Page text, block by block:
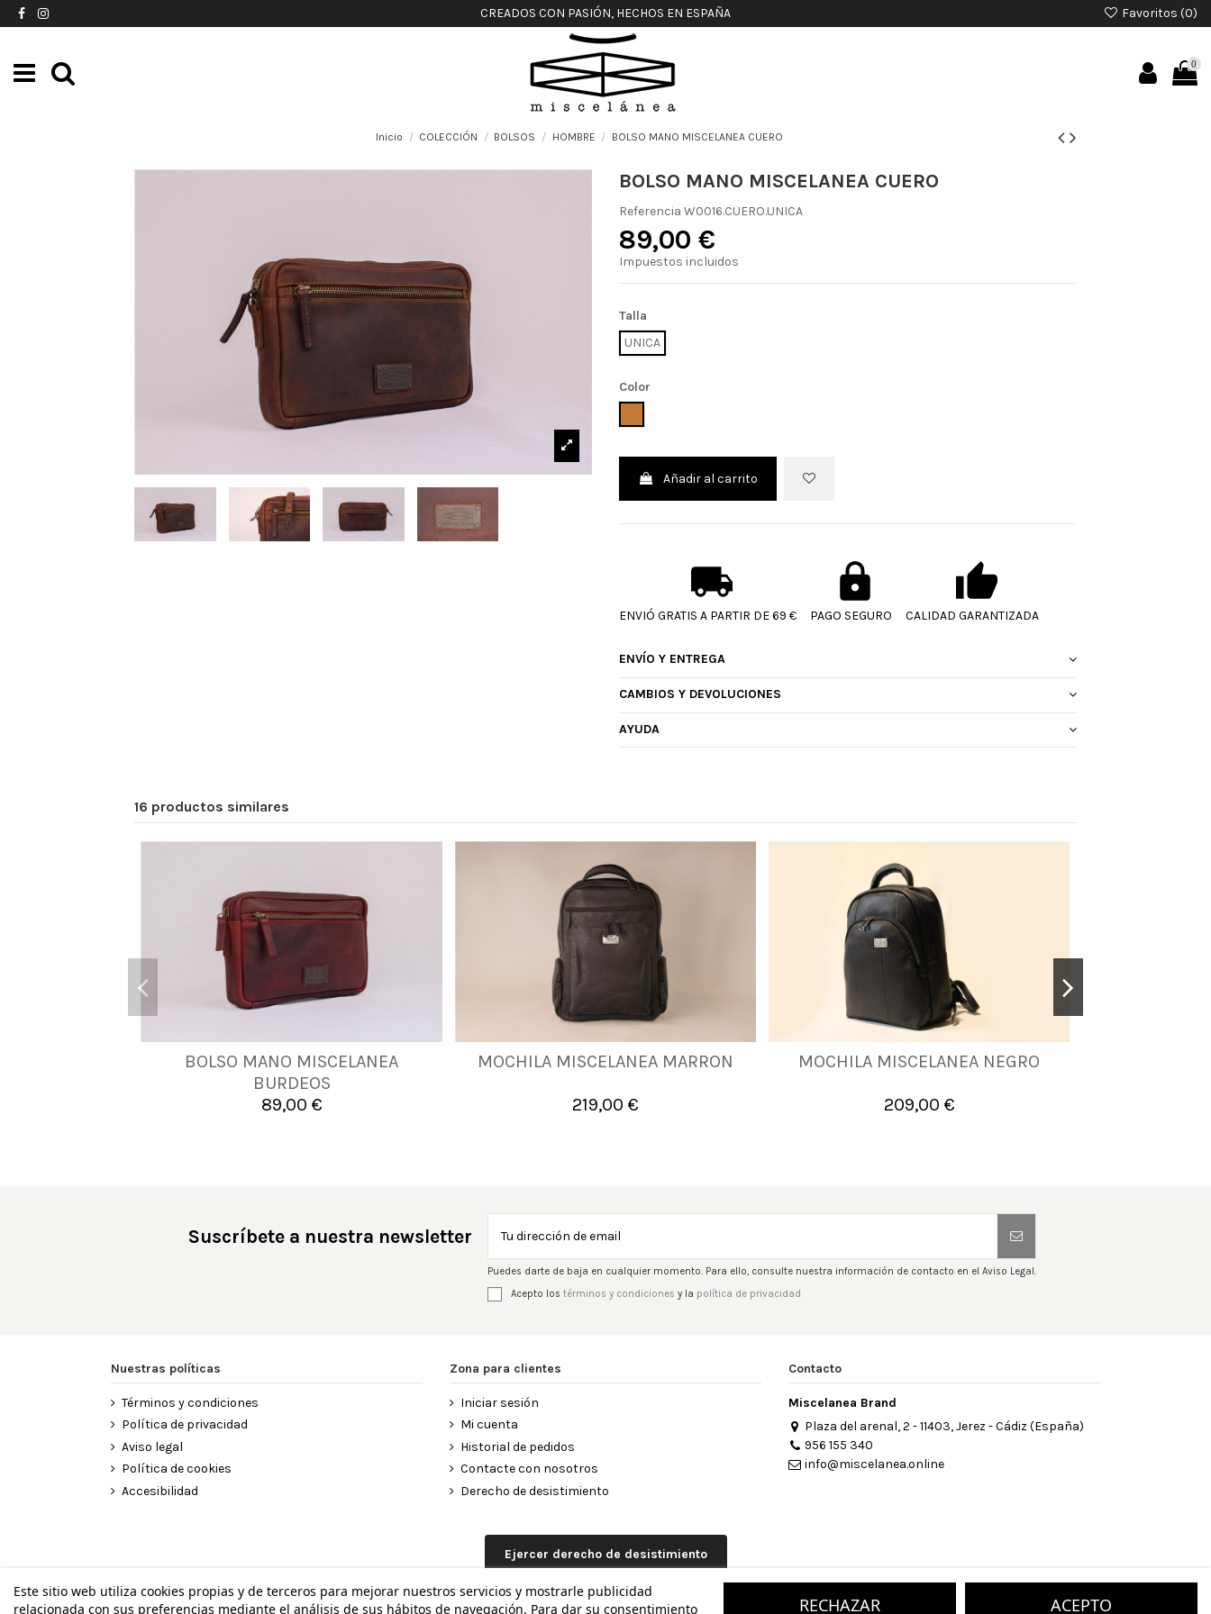
CREADOS CON PASIÓN, HECHOS EN ESPAÑA Favoritos (0)
0
Inicio COLECCIÓN BOLSOS HOMBRE BOLSO MANO MISCELANEA CUERO
BOLSO MANO MISCELANEA CUERO
Referencia W0016.CUERO.UNICA
89,00 €
Impuestos incluidos
Talla
UNICA
Color
Añadir al carrito
ENVIÓ GRATIS A PARTIR DE 69 € PAGO SEGURO CALIDAD GARANTIZADA
ENVÍO Y ENTREGA
CAMBIOS Y DEVOLUCIONES
AYUDA
16 productos similares
BOLSO MANO MISCELANEA
BURDEOS
89,00 €
UNICA
Añadir al carrito
MOCHILA MISCELANEA MARRON
219,00 €
UNICA
Añadir al carrito
MOCHILA MISCELANEA NEGRO
209,00 €
UNICA
Añadir al carrito
Suscríbete a nuestra newsletter
Puedes darte de baja en cualquier momento. Para ello, consulte nuestra información de contacto en el Aviso Legal.
Acepto los términos y condiciones y la política de privacidad
Nuestras políticas
Términos y condiciones
Política de privacidad
Aviso legal
Política de cookies
Accesibilidad
Zona para clientes
Iniciar sesión
Mi cuenta
Historial de pedidos
Contacte con nosotros
Derecho de desistimiento
Contacto
Miscelanea Brand
Plaza del arenal, 2 - 11403, Jerez - Cádiz (España)
956 155 340
info@miscelanea.online
Este sitio web utiliza cookies propias y de terceros para mejorar nuestros servicios y mostrarle publicidad
relacionada con sus preferencias mediante el análisis de sus hábitos de navegación. Para dar su consentimiento
RECHAZAR ACEPTO
Ejercer derecho de desistimiento